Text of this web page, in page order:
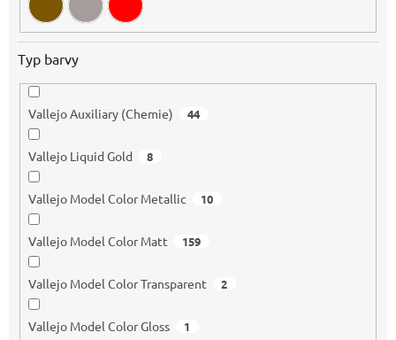
Typ barvy
Vallejo Auxiliary (Chemie) 44
Vallejo Liquid Gold 8
Vallejo Model Color Metallic 10
Vallejo Model Color Matt 159
Vallejo Model Color Transparent 2
Vallejo Model Color Gloss 1